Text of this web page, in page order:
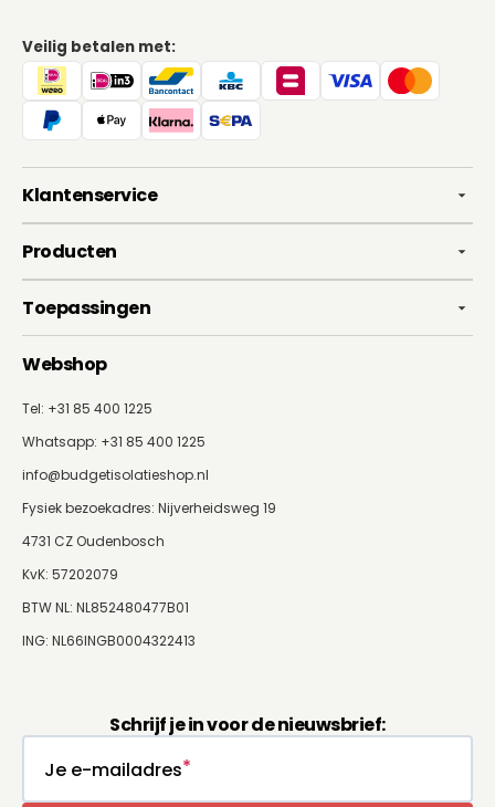
Veilig betalen met:
Klantenservice
Producten
Toepassingen
Webshop
Tel: +31 85 400 1225
Whatsapp: +31 85 400 1225
info@budgetisolatieshop.nl
Fysiek bezoekadres: Nijverheidsweg 19
4731 CZ Oudenbosch
KvK: 57202079
BTW NL: NL852480477B01
ING: NL66INGB0004322413
Schrijf je in voor de nieuwsbrief:
Je e-mailadres